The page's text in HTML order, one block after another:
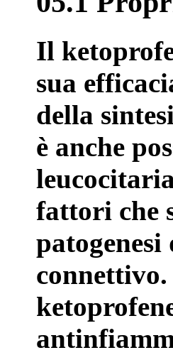
Il
sua
della
è anche
fattori che